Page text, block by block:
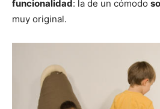
funcionalidad: la de un cómodo
muy original.